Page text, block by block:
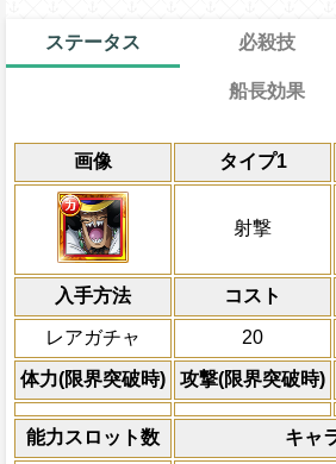
ステータス
画像 タイプ1
射撃
入手方法 コスト
レアガチャ 20
体力(限界突破時) 攻撃(限界突破時)
能力スロット数 キャ
必殺技
通常
敵1体に力属性
大
Lv1~10の時、周
ターンの間、
2.25倍にする
船長効果
必殺技
船長効果
射撃タイプキャラ